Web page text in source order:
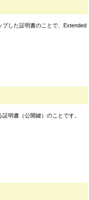
プした証明書のことで、Extended
明書（公開鍵）のことです。